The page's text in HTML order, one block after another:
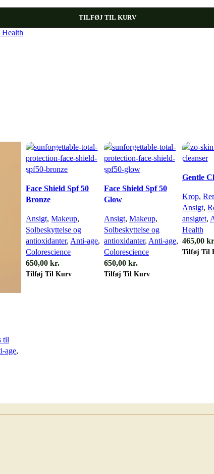
TILFØJ TIL KURV
til
age,
Face Shield Spf 50
Bronze
Ansigt, Makeup,
Solbeskyttelse og
antioxidanter, Anti-age,
Colorescience
650,00kr.
Tilføj Til Kurv
Face Shield Spf 50
Glow
Ansigt, Makeup,
Solbeskyttelse og
antioxidanter, Anti-age,
Colorescience
650,00 kr.
Tilføj Til Kurv
Gentle
Krop,
Ansigt,
ansigtet,
Health
465,00
Tilføj Til